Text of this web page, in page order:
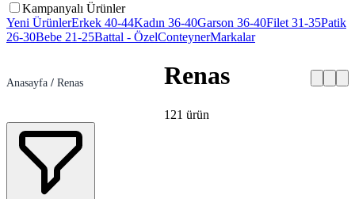
Kampanyalı Ürünler
Yeni ÜrünlerErkek 40-44Kadın 36-40Garson 36-40Filet 31-35Patik
26-30Bebe 21-25Battal - ÖzelConteynerMarkalar
Anasayfa / Renas Renas
121 ürün